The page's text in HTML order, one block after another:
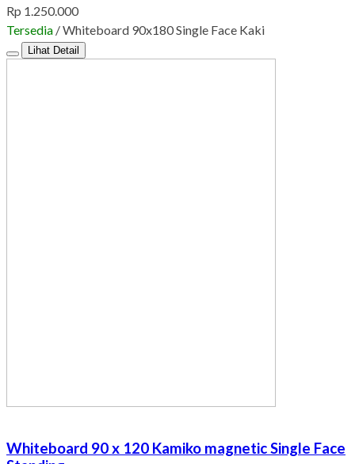
Rp 1.250.000
Tersedia / Whiteboard 90x180 Single Face Kaki
Lihat Detail
Whiteboard 90 x 120 Kamiko magnetic Single Face